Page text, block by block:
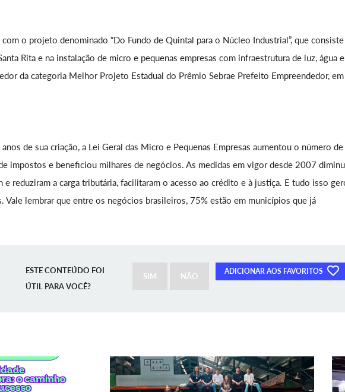
o projeto denominado “Do Fundo de Quintal para o Núcleo Industrial”, que
Rita e na instalação de micro e pequenas empresas com infraestrutura de luz, água e
da categoria Melhor Projeto Estadual do Prêmio Sebrae Prefeito Empreendedor, em
de sua criação, a Lei Geral das Micro e Pequenas Empresas aumentou o número de
impostos e beneficiou milhares de negócios. As medidas em vigor desde 2007
e reduziram a carga tributária, facilitaram o acesso ao crédito e à justiça. E tudo isso
Vale lembrar que entre os negócios brasileiros, 75% estão em municípios que já
ADICIONAR AOS FAVORITOS
ESTE CONTEÚDO FOI
ÚTIL PARA VOCÊ?
SIM NÃO